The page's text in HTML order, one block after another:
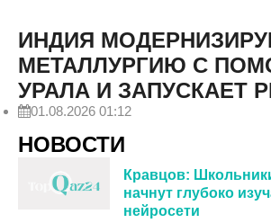
ИНДИЯ
МЕТАЛЛУРГИЮ С
УРАЛА И ЗАПУСКАЕТ
01.08.2026 01:12
НОВОСТИ
Кравцов:
начнут глубоко
нейросети